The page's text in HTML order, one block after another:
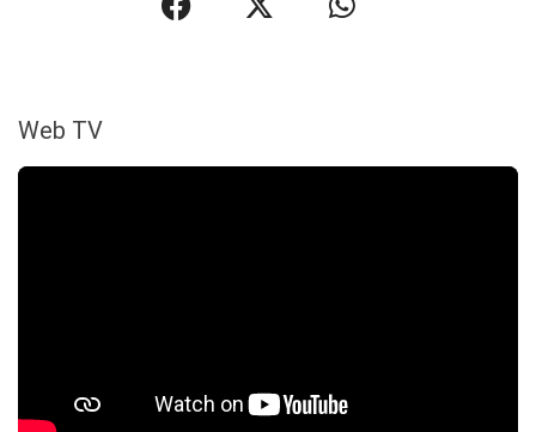
Web TV